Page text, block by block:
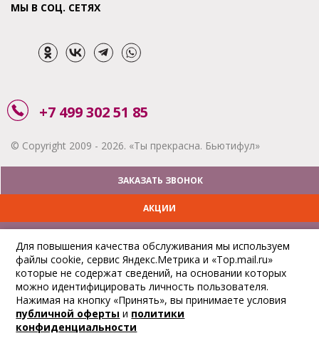
МЫ В СОЦ. СЕТЯХ
+7 499 302 51 85
© Copyright 2009 - 2026. «Ты прекрасна. Бьютифул»
ЗАКАЗАТЬ ЗВОНОК
АКЦИИ
ОПЛАТА
ОТСЛЕДИТЬ ЗАКАЗ
Для повышения качества обслуживания мы используем
файлы cookie, сервис Яндекс.Метрика и «Top.mail.ru»
которые не содержат сведений, на основании которых
можно идентифицировать личность пользователя.
Нажимая на кнопку «Принять», вы принимаете условия
публичной оферты и политики
конфиденциальности